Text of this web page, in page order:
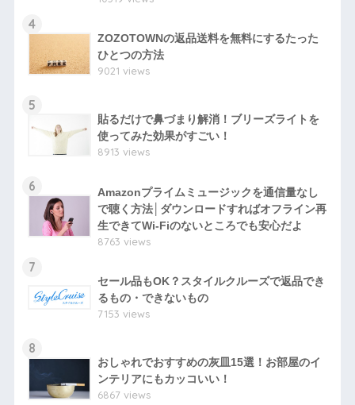
4
ZOZOTOWNの返品送料を無料にするたった
ひとつの方法
9021 views
5
貼るだけで鼻づまり解消！ブリーズライトを
使ってみた効果がすごい！
8913 views
6
Amazonプライムミュージックを通信量なし
で聴く方法│ダウンロードすればオフライン再
生できてWi-Fiのないところでも安心だよ
8763 views
7
セール品もOK？スタイルクルーズで返品でき
るもの・できないもの
7153 views
8
おしゃれでおすすめの灰皿15選！お部屋のイ
ンテリアにもカッコいい！
6867 views